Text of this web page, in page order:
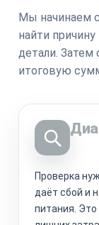
Мы начинаем
найти
детали. Затем
итоговую
Проверка
даёт сбой и
питания. Это